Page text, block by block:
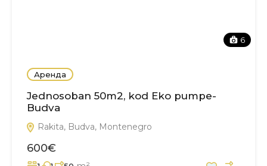
6
Аренда
Jednosoban 50m2, kod Eko pumpe-
Budva
Rakita, Budva, Montenegro
600€